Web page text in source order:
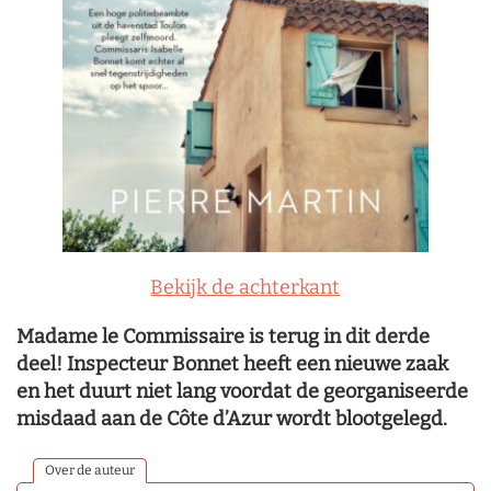
Bekijk de achterkant
Madame le Commissaire is terug in dit derde
deel! Inspecteur Bonnet heeft een nieuwe zaak
en het duurt niet lang voordat de georganiseerde
misdaad aan de Côte d’Azur wordt blootgelegd.
Over de auteur